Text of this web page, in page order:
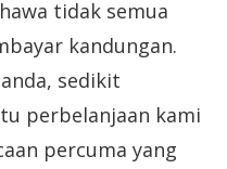
tidak semua
kandungan.
sedikit
perbelanjaan kami
percuma yang